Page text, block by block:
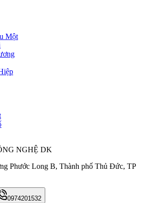
Một
NGHỆ DK
Phước Long B, Thành phố Thủ Đức, TP
0974201532